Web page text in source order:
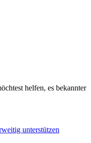
helfen, es bekannter
unterstützen